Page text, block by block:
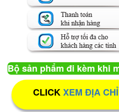
Bộ sản phẩm đi kèm khi
CLICKXEM ĐỊA